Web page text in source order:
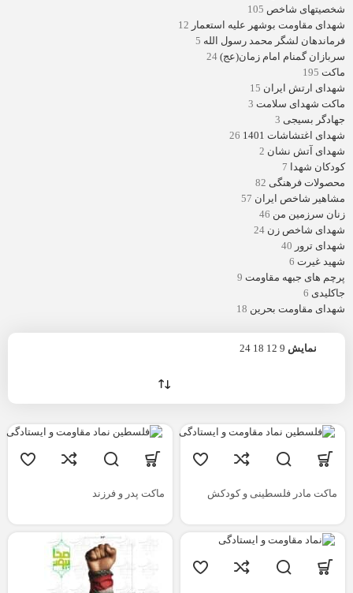
شخصیتهای شاخص 105
شهدای مقاومت بوشهر علیه استعمار 12
فرماندهان لشگر محمد رسول الله 5
سربازان گمنام امام زمان(عج) 24
ماکت 195
شهدای ارتش ایران 15
ماکت شهدای سلامت 3
جهادگر بسیجی 3
شهدای اغتشاشات 1401
26
شهدای آتش نشان 2
کودکان شهدا 7
محصولات فرهنگی 82
مشاهیر شاخص ایران 57
زنان سرزمین من 46
شهدای شاخص زن 24
شهدای ترور 40
شهید غیرت 6
پرچم های جبهه مقاومت 9
جاکلیدی 6
شهدای مقاومت بحرین 18
نمایش 9
12
18
24
ماکت مادر فلسطینی و کودکش ماکت پدر و فرزند